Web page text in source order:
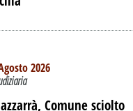
-
LE
2026
Comune sciolto